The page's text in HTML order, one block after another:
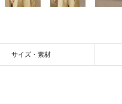
サイズ・素材